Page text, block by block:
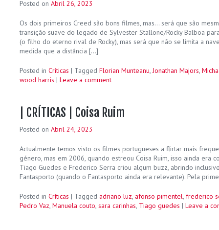
Posted on Abril 26, 2023
Os dois primeiros Creed são bons filmes, mas… será que são
transição suave do legado de Sylvester Stallone/Rocky Balboa
(o filho do eterno rival de Rocky), mas será que não se limita a
medida que a distância […]
Posted in Críticas | Tagged Florian Munteanu,Jonathan Majors,
wood harris | Leave a comment
| CRÍTICAS | Coisa Ruim
Posted on Abril 24, 2023
Actualmente temos visto os filmes portugueses a flirtar mais
género, mas em 2006, quando estreou Coisa Ruim, isso ainda era
Tiago Guedes e Frederico Serra criou algum buzz, abrindo
Fantasporto (quando o Fantasporto ainda era relevante). Pela
Posted in Críticas | Tagged adriano luz, afonso pimentel, frederico
Pedro Vaz, Manuela couto, sara carinhas, Tiago guedes | Leave a